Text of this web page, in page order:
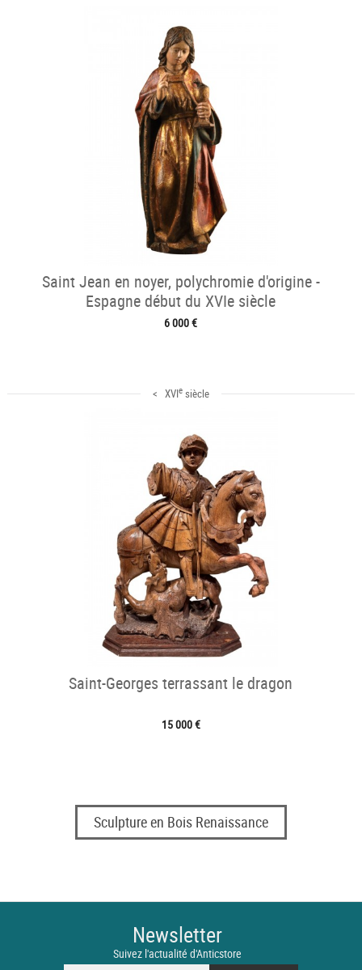
Saint Jean en noyer, polychromie d'origine -
Espagne début du XVIe siècle
6 000 €
< XVIesiècle
Saint-Georges terrassant le dragon
15 000 €
Sculpture en Bois Renaissance
Newsletter
Suivez l'actualité d'Anticstore